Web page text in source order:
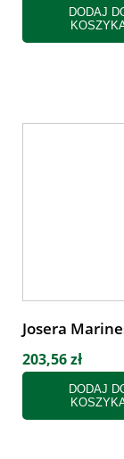
DODAJ
Josera
203,56 zł
DODAJ